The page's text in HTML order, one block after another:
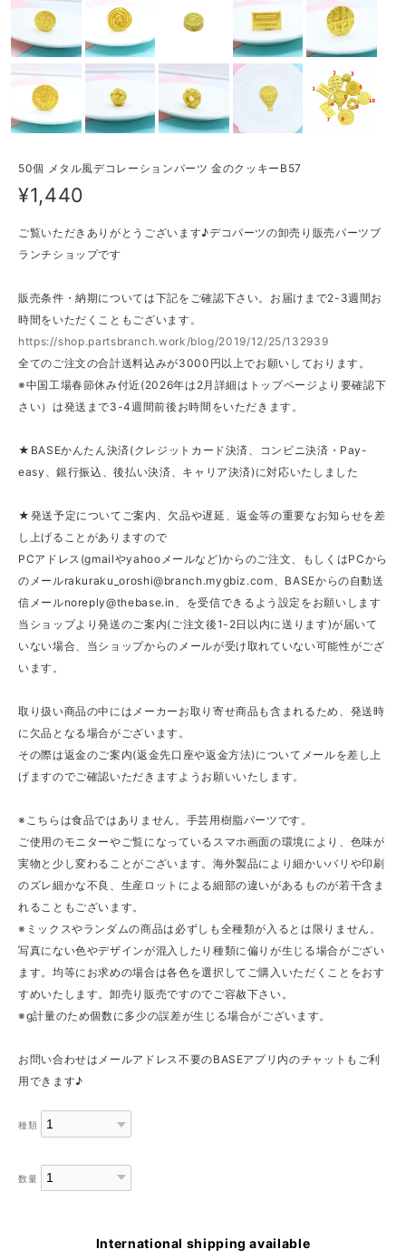
50個 メタル風デコレーションパーツ 金のクッキーB57
¥1,440
ご覧いただきありがとうございます♪デコパーツの卸売り販売パーツブ
ランチショップです
販売条件・納期については下記をご確認下さい。お届けまで2-3週間お
時間をいただくこともございます。
https://shop.partsbranch.work/blog/2019/12/25/132939
全てのご注文の合計送料込みが3000円以上でお願いしております。
※中国工場春節休み付近(2026年は2月詳細はトップページより要確認下
さい）は発送まで3-4週間前後お時間をいただきます。
★BASEかんたん決済(クレジットカード決済、コンビニ決済・Pay-
easy、銀行振込、後払い決済、キャリア決済)に対応いたしました
★発送予定についてご案内、欠品や遅延、返金等の重要なお知らせを差
し上げることがありますので
PCアドレス(gmailやyahooメールなど)からのご注文、もしくはPCから
のメールrakuraku_oroshi@branch.mygbiz.com、BASEからの自動送
信メールnoreply@thebase.in 、を受信できるよう設定をお願いします
当ショップより発送のご案内(ご注文後1-2日以内に送ります)が届いて
いない場合、当ショップからのメールが受け取れていない可能性がござ
います。
取り扱い商品の中にはメーカーお取り寄せ商品も含まれるため、発送時
に欠品となる場合がございます。
その際は返金のご案内(返金先口座や返金方法)についてメールを差し上
げますのでご確認いただきますようお願いいたします。
※こちらは食品ではありません。手芸用樹脂パーツです。
ご使用のモニターやご覧になっているスマホ画面の環境により、色味が
実物と少し変わることがございます。海外製品により細かいバリや印刷
のズレ細かな不良、生産ロットによる細部の違いがあるものが若干含ま
れることもございます。
※ミックスやランダムの商品は必ずしも全種類が入るとは限りません。
写真にない色やデザインが混入したり種類に偏りが生じる場合がござい
ます。均等にお求めの場合は各色を選択してご購入いただくことをおす
すめいたします。卸売り販売ですのでご容赦下さい。
※g計量のため個数に多少の誤差が生じる場合がございます。
お問い合わせはメールアドレス不要のBASEアプリ内のチャットもご利
用できます♪
種類
数量
International shipping available